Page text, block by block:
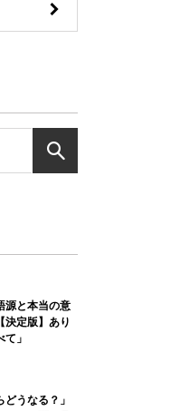
源と本当の意
決定版】あり
」
どうなる？」